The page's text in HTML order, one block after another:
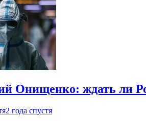
Онищенко: ждать ли
2 года спустя